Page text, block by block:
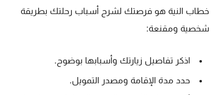
خطاب النية هو فرصتك لشرح أسباب رحلتك بطريقة
شخصية ومقنعة:
اذكر تفاصيل زيارتك وأسبابها بوضوح.
حدد مدة الإقامة ومصدر التمويل.